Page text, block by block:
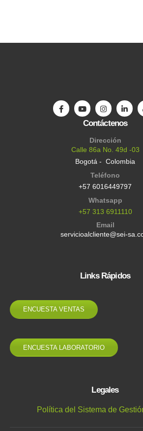
Contáctenos
Dirección
Calle 86a No. 49d -03
Bogotá - Colombia
Teléfono
+57 6016449797
Whatsapp
+57 313 6911110
Email
servicioalcliente@sei-
Links Rápidos
ENCUESTA VENTAS
ENCUESTA LABORATORIO
Legales
Política del Sistema de